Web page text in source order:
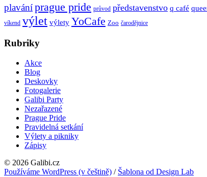
plaváníprague pride průvod představenstvo q café
víkend výlet výlety YoCafe Zoo čarodějnice
Rubriky
Akce
Blog
Deskovky
Fotogalerie
Galibi Party
Nezařazené
Prague Pride
Pravidelná setkání
Výlety a pikniky
Zápisy
© 2026 Galibi.cz
Používáme WordPress (v češtině) / Šablona od Design Lab